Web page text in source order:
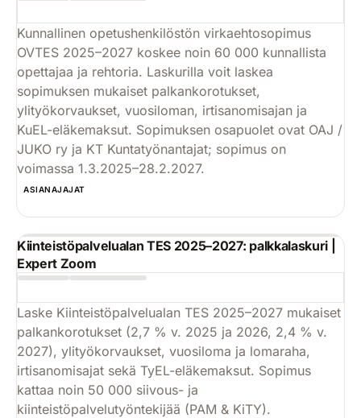
Kunnallinen opetushenkilöstön virkaehtosopimus
OVTES 2025–2027 koskee noin 60 000 kunnallista
opettajaa ja rehtoria. Laskurilla voit laskea
sopimuksen mukaiset palkankorotukset,
ylityökorvaukset, vuosiloman, irtisanomisajan ja
KuEL-eläkemaksut. Sopimuksen osapuolet ovat OAJ /
JUKO ry ja KT Kuntatyönantajat; sopimus on
voimassa 1.3.2025–28.2.2027.
ASIANAJAJAT
Kiinteistöpalvelualan TES 2025–2027: palkkalaskuri |
Expert Zoom
Laske Kiinteistöpalvelualan TES 2025–2027 mukaiset
palkankorotukset (2,7 % v. 2025 ja 2026, 2,4 % v.
2027), ylityökorvaukset, vuosiloma ja lomaraha,
irtisanomisajat sekä TyEL-eläkemaksut. Sopimus
kattaa noin 50 000 siivous- ja
kiinteistöpalvelutyöntekijää (PAM & KiTY).